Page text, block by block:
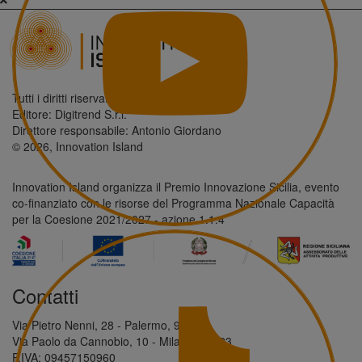
Tutti i diritti riservati.
Editore: Digitrend S.r.l.
Direttore responsabile: Antonio Giordano
© 2026, Innovation Island
Innovation Island organizza il Premio Innovazione Sicilia, evento
co-finanziato con le risorse del Programma Nazionale Capacità
per la Coesione 2021/2027 - azione 1.1.4
Contatti
Via Pietro Nenni, 28 - Palermo, 90146
Via Paolo da Cannobio, 10 - Milano, 20123
P.IVA: 09457150960